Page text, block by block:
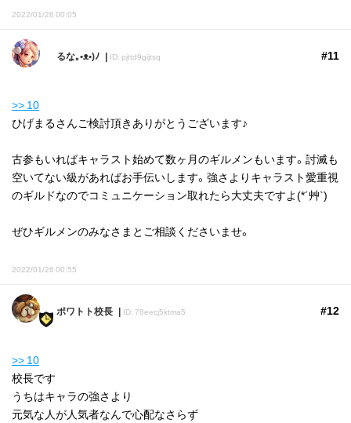
2022/01/26 00:05
るな｡•ᴥ•)ﾉ ID: pjttd9gijtsq #11
>> 10
ひげまるさんご検討頂きありがとうございます♪
古参もいればキャラスト始めて数ヶ月のギルメンもいます。討滅も
空いてない級があればお手伝いします。強さよりキャラスト愛重視
のギルドなのでコミュニケーション取れたら大丈夫ですよ(*´艸`)
ぜひギルメンのみなさまとご相談くださいませ。
2022/01/26 00:55
ポワトト校長 ID: 78eecj5ktma5 #12
>> 10
校長です
うちはキャラの強さより
元気な人が人気者なんで心配なさらず